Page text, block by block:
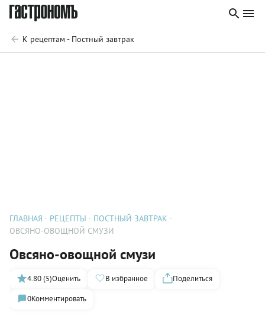
К рецептам - Постный завтрак
ГЛАВНАЯ РЕЦЕПТЫ
ПОСТНЫЙ ЗАВТРАК
ОВСЯНО-ОВОЩНОЙ СМУЗИ
Овсяно-овощной смузи
4.80 (5)Оценить В избранное
Поделиться
0Комментировать